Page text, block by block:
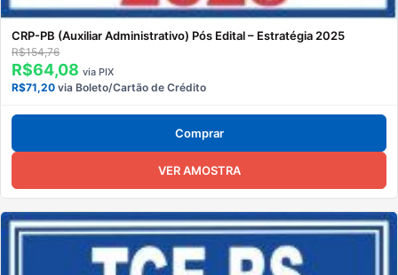
CRP-PB (Auxiliar Administrativo) Pós Edital – Estratégia 2025
R$154,76
R$64,08 via PIX
R$71,20 via Boleto/Cartão de Crédito
Comprar
VER AMOSTRA